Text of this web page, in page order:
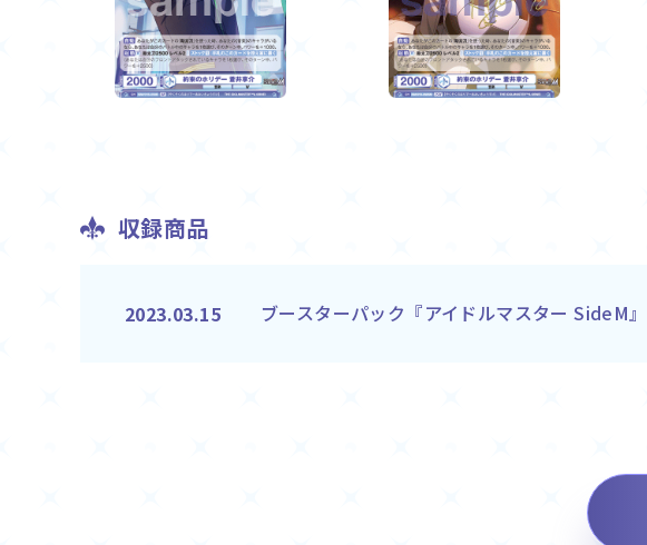
収録商品
2023.03.15 ブースターパック『アイドルマスター SideM』